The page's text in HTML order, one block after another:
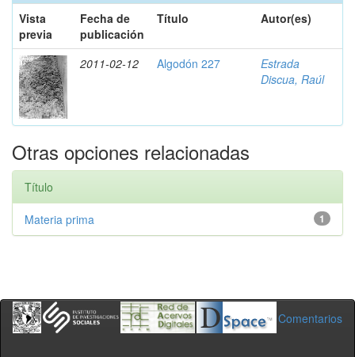
Vista
previa
Fecha de
publicación
Título Autor(es)
2011-02-12 Algodón 227
Estrada
Discua, Raúl
Otras opciones relacionadas
Título
1
Materia prima
Comentarios